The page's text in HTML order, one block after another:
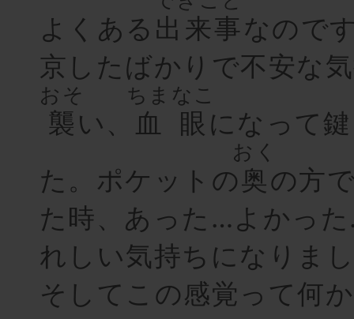
よくある 出来事なので
京したばかりで不安な
襲
おそ
い、 血眼
ちまなこ
になって
た。ポケットの奥
おく
の方
た時、あった…よかっ
れしい気持ちになりま
そしてこの感覚って何